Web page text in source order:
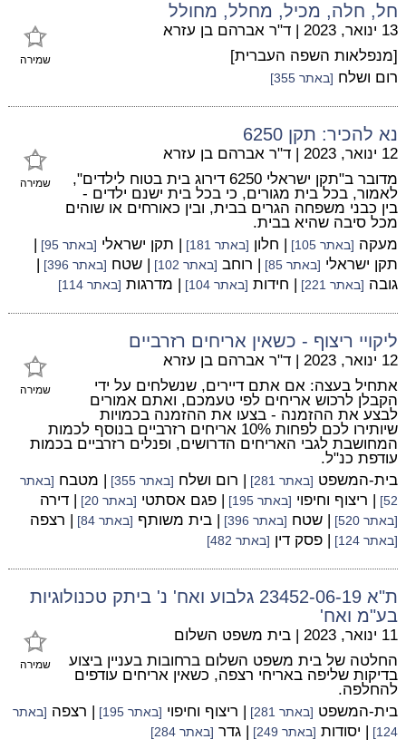
חל, חלה, מכיל, מחלל, מחולל
שמירה
13 ינואר, 2023 | ד"ר אברהם בן עזרא
[מנפלאות השפה העברית]
רום ושלח [באתר 355]
נא להכיר: תקן 6250
שמירה
12 ינואר, 2023 | ד"ר אברהם בן עזרא
מדובר ב"תקן ישראלי 6250 דירוג בית בטוח לילדים",
לאמור, בכל בית מגורים, כי בכל בית ישנם ילדים -
בין כבני משפחה הגרים בבית, ובין כאורחים או שוהים
מכל סיבה שהיא בבית.
מעקה [באתר 105] | חלון [באתר 181] | תקן ישראלי [באתר 95]
|
תקן ישראלי [באתר 85] | רוחב [באתר 102] | שטח [באתר 396]
|
גובה [באתר 221] | חידות [באתר 104] | מדרגות [באתר 114]
ליקויי ריצוף - כשאין אריחים רזרביים
שמירה
12 ינואר, 2023 | ד"ר אברהם בן עזרא
אתחיל בעצה: אם אתם דיירים, שנשלחים על ידי
הקבלן לרכוש אריחים לפי טעמכם, ואתם אמורים
לבצע את ההזמנה - בצעו את ההזמנה בכמויות
שיותירו לכם לפחות 10% אריחים רזרביים בנוסף לכמות
המחושבת לגבי האריחים הדרושים, ופנלים רזרביים בכמות
עודפת כנ"ל.
בית-המשפט [באתר 281] | רום ושלח [באתר 355] | מטבח [באתר
52]
| ריצוף וחיפוי [באתר 195] | פגם אסתטי [באתר 20] | דירה
[באתר 520] | שטח [באתר 396] | בית משותף [באתר 84] | רצפה
[באתר 124] | פסק דין [באתר 482]
ת"א 23452-06-19 גלבוע ואח' נ' ביתק טכנולוגיות
בע"מ ואח'
שמירה
11 ינואר, 2023 | בית משפט השלום
החלטה של בית משפט השלום ברחובות בעניין ביצוע
בדיקות שליפה באריחי רצפה, כשאין אריחים עודפים
להחלפה.
בית-המשפט [באתר 281] | ריצוף וחיפוי [באתר 195] | רצפה [באתר
124]
| יסודות [באתר 249] | גדר [באתר 284]